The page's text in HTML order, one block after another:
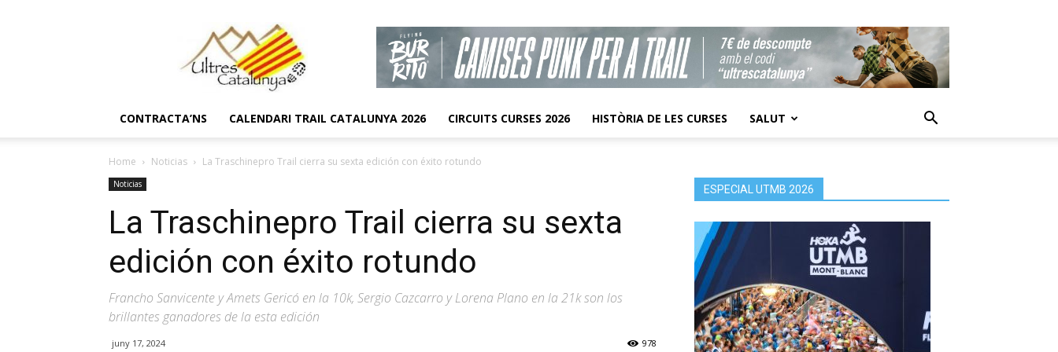
CONTRACTA’NS CALENDARI TRAIL CATALUNYA 2026 CIRCUITS CURSES 2026 HISTÒRIA DE LES CURSES SALUT
Home Noticias La Traschinepro Trail cierra su sexta edición con éxito rotundo
Noticias
La Traschinepro Trail cierra su sexta
edición con éxito rotundo
Francho Sanvicente y Amets Gericó en la 10k, Sergio Cazcarro y Lorena Plano en la 21k son los
brillantes ganadores de la esta edición
juny 17, 2024 978
ESPECIAL UTMB 2026